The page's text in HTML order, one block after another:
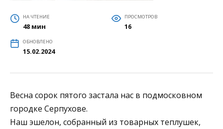
НА ЧТЕНИЕ
48 мин
ПРОСМОТРОВ
16
ОБНОВЛЕНО
15.02.2024
Весна сорок пятого застала нас в подмосковном
городке Серпухове.
Наш эшелон, собранный из товарных теплушек,